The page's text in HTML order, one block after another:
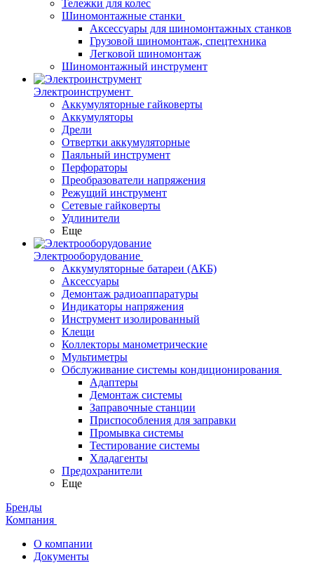
Тележки для колес
Шиномонтажные станки
Аксессуары для шиномонтажных станков
Грузовой шиномонтаж, спецтехника
Легковой шиномонтаж
Шиномонтажный инструмент
Электроинструмент
Аккумуляторные гайковерты
Аккумуляторы
Дрели
Отвертки аккумуляторные
Паяльный инструмент
Перфораторы
Преобразователи напряжения
Режущий инструмент
Сетевые гайковерты
Удлинители
Еще
Электрооборудование
Аккумуляторные батареи (АКБ)
Аксессуары
Демонтаж радиоаппаратуры
Индикаторы напряжения
Инструмент изолированный
Клещи
Коллекторы манометрические
Мультиметры
Обслуживание системы кондиционирования
Адаптеры
Демонтаж системы
Заправочные станции
Приспособления для заправки
Промывка системы
Тестирование системы
Хладагенты
Предохранители
Еще
Бренды
Компания
О компании
Документы